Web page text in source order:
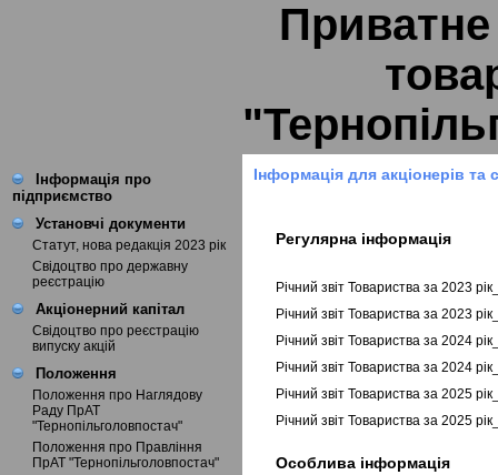
Приватне
Інформація про
підприємство
Установчі документи
Статут, нова редакція 2023 рік
Свідоцтво про державну
реєстрацію
Акціонерний капітал
Свідоцтво про реєстрацію
випуску акцій
Положення
Положення про Наглядову
Раду ПрАТ
"Тернопільголовпостач"
Положення про Правління
ПрАТ "Тернопільголовпостач"
Інформація для акціонерів та
Регулярна інформація
Річний звіт Товариства за 2023
Річний звіт Товариства за 2023
Річний звіт Товариства за 2024
Річний звіт Товариства за 2024
Річний звіт Товариства за 2025
Річний звіт Товариства за 2025
Особлива інформація